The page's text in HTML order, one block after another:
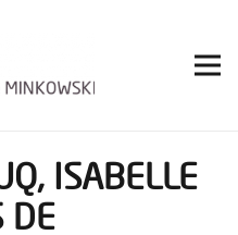
ISABELLE
DE